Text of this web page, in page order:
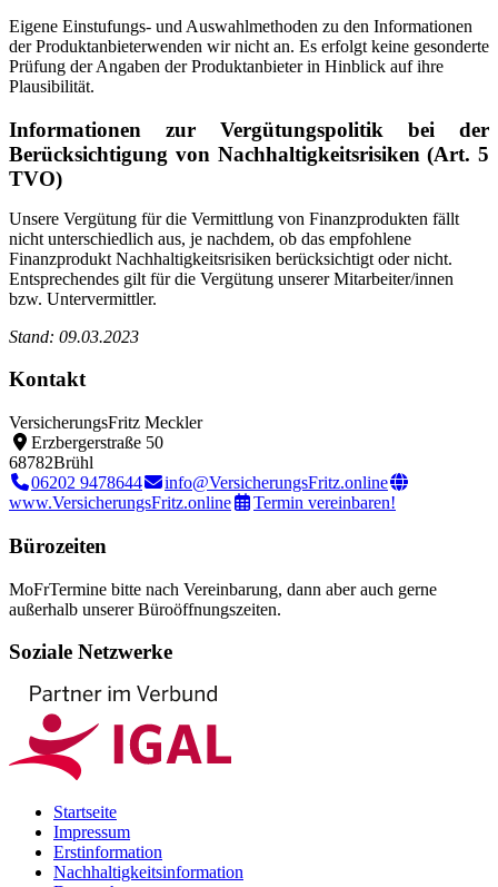
Eigene Einstufungs- und Auswahlmethoden zu den Informationen
der Produktanbieterwenden wir nicht an. Es erfolgt keine gesonderte
Prüfung der Angaben der Produktanbieter in Hinblick auf ihre
Plausibilität.
Informationen zur Vergütungspolitik bei der
Berücksichtigung von Nachhaltigkeitsrisiken (Art. 5
TVO)
Unsere Vergütung für die Vermittlung von Finanzprodukten fällt
nicht unterschiedlich aus, je nachdem, ob das empfohlene
Finanzprodukt Nachhaltigkeitsrisiken berücksichtigt oder nicht.
Entsprechendes gilt für die Vergütung unserer Mitarbeiter/innen
bzw. Untervermittler.
Stand: 09.03.2023
Kontakt
VersicherungsFritz Meckler
Erzbergerstraße 50
68782Brühl
06202 9478644
info@VersicherungsFritz.online
www.VersicherungsFritz.online
Termin vereinbaren!
Bürozeiten
MoFrTermine bitte nach Vereinbarung, dann aber auch gerne
außerhalb unserer Büroöffnungszeiten.
Soziale Netzwerke
Startseite
Impressum
Erstinformation
Nachhaltigkeitsinformation